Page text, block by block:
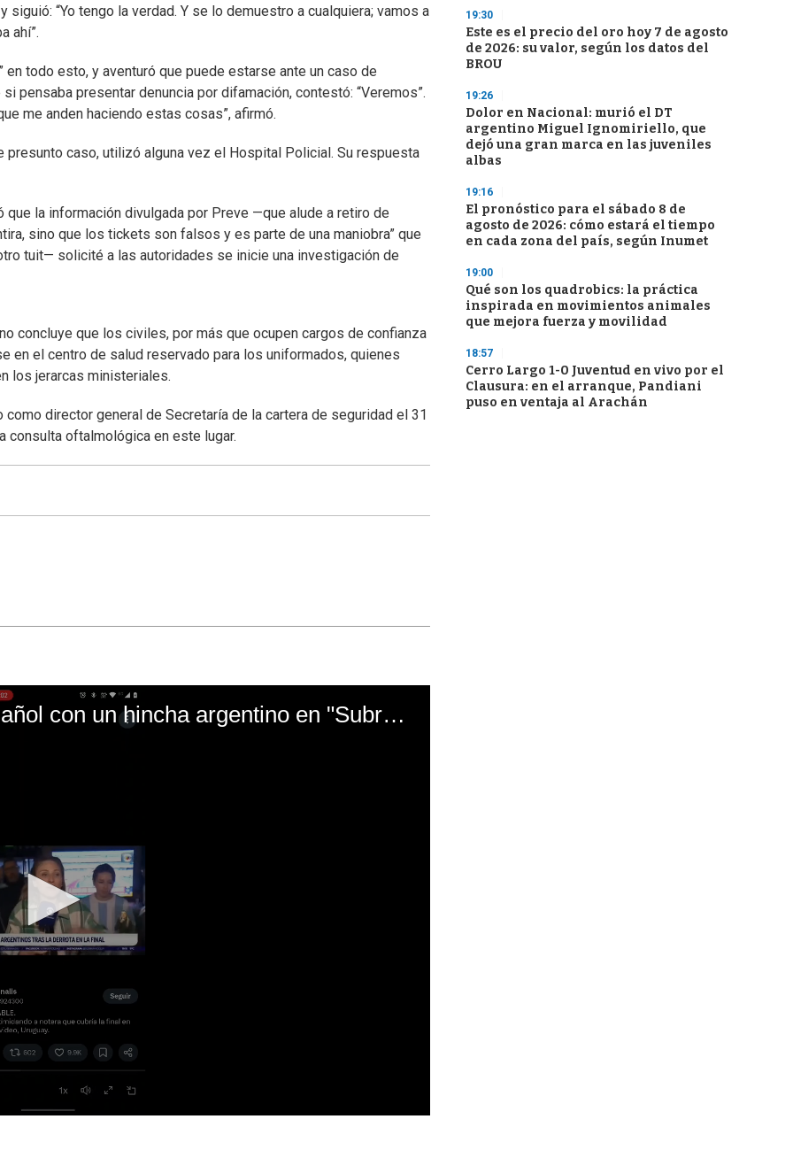
siguió: “Yo tengo la verdad. Y se lo demuestro a cualquiera; vamos a
ahí”.
todo esto, y aventuró que puede estarse ante un caso de
pensaba presentar denuncia por difamación, contestó: “Veremos”.
me anden haciendo estas cosas”, afirmó.
presunto caso, utilizó alguna vez el Hospital Policial. Su respuesta
la información divulgada por Preve —que alude a retiro de
sino que los tickets son falsos y es parte de una maniobra” que
tuit— solicité a las autoridades se inicie una investigación de
concluye que los civiles, por más que ocupen cargos de confianza
en el centro de salud reservado para los uniformados, quienes
los jerarcas ministeriales.
director general de Secretaría de la cartera de seguridad el 31
consulta oftalmológica en este lugar.
El mal momento de Yanina Gasañol con un hincha argentino en "Subrayado"
19:30
Este es el precio del oro hoy 7 de agosto
de 2026: su valor, según los datos del
BROU
19:26
Dolor en Nacional: murió el DT
argentino Miguel Ignomiriello, que
dejó una gran marca en las juveniles
albas
19:16
El pronóstico para el sábado 8 de
agosto de 2026: cómo estará el tiempo
en cada zona del país, según Inumet
19:00
Qué son los quadrobics: la práctica
inspirada en movimientos animales
que mejora fuerza y movilidad
18:57
Cerro Largo 1-0 Juventud en vivo por el
Clausura: en el arranque, Pandiani
puso en ventaja al Arachán